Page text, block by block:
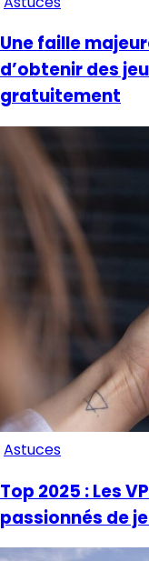
Une faille
d’obtenir des
gratuitement
Astuces
Top 2025 : Les
passionnés de